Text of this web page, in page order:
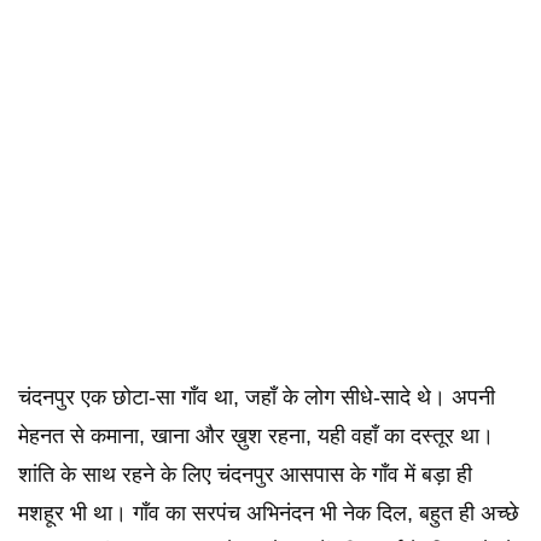
चंदनपुर एक छोटा-सा गाँव था, जहाँ के लोग सीधे-सादे थे। अपनी
मेहनत से कमाना, खाना और ख़ुश रहना, यही वहाँ का दस्तूर था।
शांति के साथ रहने के लिए चंदनपुर आसपास के गाँव में बड़ा ही
मशहूर भी था। गाँव का सरपंच अभिनंदन भी नेक दिल, बहुत ही अच्छे